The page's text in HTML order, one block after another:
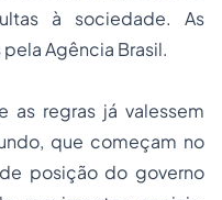
à sociedade. As
Agência Brasil.
as regras já valessem
que começam no
posição do governo